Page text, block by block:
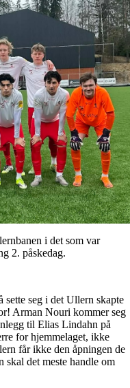
i det som var
2. påskedag.
seg i det Ullern skapte
Arman Nouri kommer seg
til Elias Lindahn på
for hjemmelaget, ikke
får ikke den åpningen de
skal det meste handle om